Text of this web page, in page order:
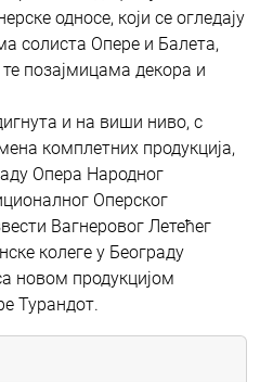
односе, који се огледају
солиста Опере и Балета,
позајмицама декора и
и на виши ниво, с
комплетних продукција,
Опера Народног
Оперског
Вагнеровог Летећег
колеге у Београду
новом продукцијом
Турандот.